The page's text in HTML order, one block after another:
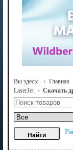
Вы здесь: Главная
LaserJet
Скачать